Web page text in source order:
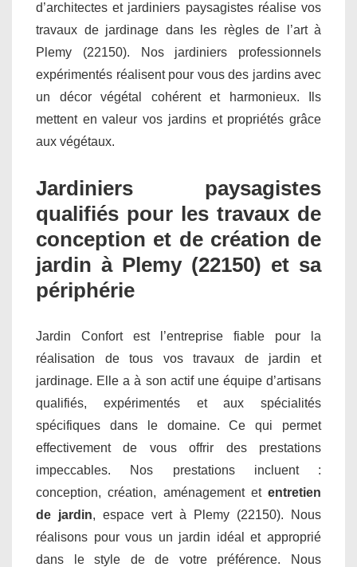
d’architectes et jardiniers paysagistes réalise vos
travaux de jardinage dans les règles de l’art à
Plemy (22150). Nos jardiniers professionnels
expérimentés réalisent pour vous des jardins avec
un décor végétal cohérent et harmonieux. Ils
mettent en valeur vos jardins et propriétés grâce
aux végétaux.
Jardiniers paysagistes
qualifiés pour les travaux de
conception et de création de
jardin à Plemy (22150) et sa
périphérie
Jardin Confort est l’entreprise fiable pour la
réalisation de tous vos travaux de jardin et
jardinage. Elle a à son actif une équipe d’artisans
qualifiés, expérimentés et aux spécialités
spécifiques dans le domaine. Ce qui permet
effectivement de vous offrir des prestations
impeccables. Nos prestations incluent :
conception, création, aménagement et entretien
de jardin, espace vert à Plemy (22150). Nous
réalisons pour vous un jardin idéal et approprié
dans le style de de votre préférence. Nous